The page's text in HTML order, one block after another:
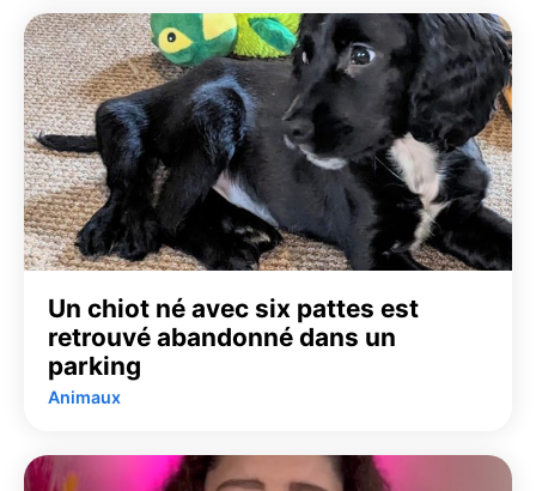
Un chiot né avec six pattes est
retrouvé abandonné dans un
parking
Animaux